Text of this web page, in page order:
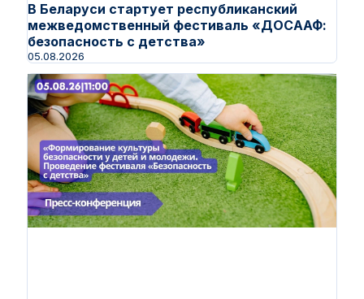
В Беларуси стартует республиканский
межведомственный фестиваль «ДОСААФ:
безопасность с детства»
05.08.2026